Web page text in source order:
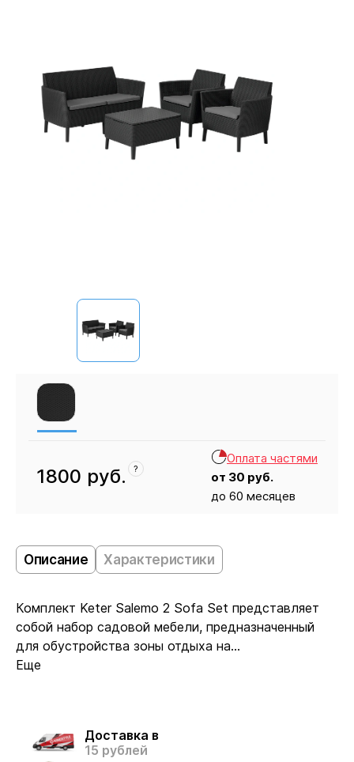
1800 руб. ?
Оплата частями
от 30 руб.
до 60 месяцев
Описание Характеристики
Комплект Keter Salemo 2 Sofa Set представляет
собой набор садовой мебели, предназначенный
для обустройства зоны отдыха на...
Еще
Доставка в
15 рублей